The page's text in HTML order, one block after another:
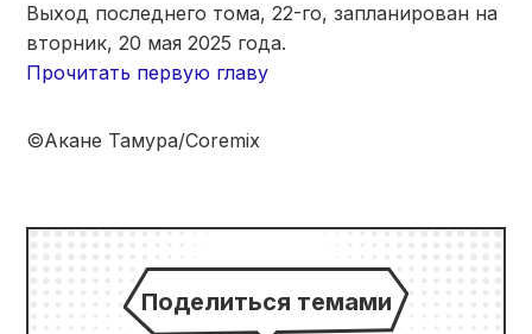
Выход последнего тома, 22-го, запланирован на
вторник, 20 мая 2025 года.
Прочитать первую главу
©Акане Тамура/Coremix
Поделиться темами